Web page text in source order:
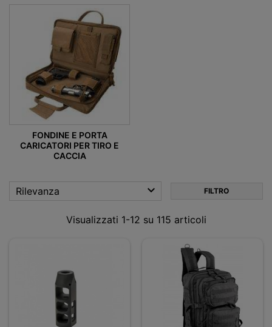
FONDINE E PORTA
CARICATORI PER TIRO E
CACCIA
Rilevanza  FILTRO
Visualizzati 1-12 su 115 articoli